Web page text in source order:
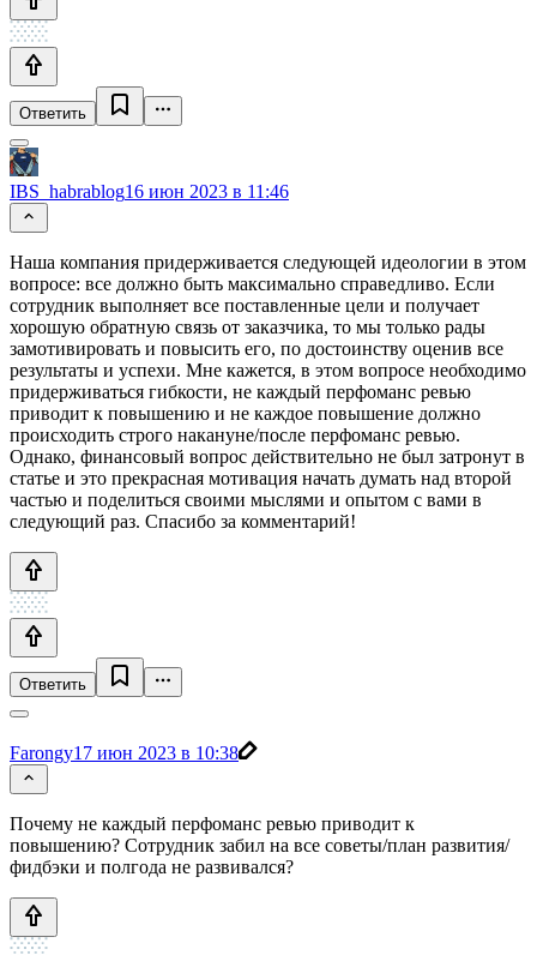
Ответить
IBS_habrablog16 июн 2023 в 11:46
Наша компания придерживается следующей идеологии в этом
вопросе: все должно быть максимально справедливо. Если
сотрудник выполняет все поставленные цели и получает
хорошую обратную связь от заказчика, то мы только рады
замотивировать и повысить его, по достоинству оценив все
результаты и успехи. Мне кажется, в этом вопросе необходимо
придерживаться гибкости, не каждый перфоманс ревью
приводит к повышению и не каждое повышение должно
происходить строго накануне/после перфоманс ревью.
Однако, финансовый вопрос действительно не был затронут в
статье и это прекрасная мотивация начать думать над второй
частью и поделиться своими мыслями и опытом с вами в
следующий раз. Спасибо за комментарий!
Ответить
Farongy17 июн 2023 в 10:38
Почему не каждый перфоманс ревью приводит к
повышению? Сотрудник забил на все советы/план развития/
фидбэки и полгода не развивался?